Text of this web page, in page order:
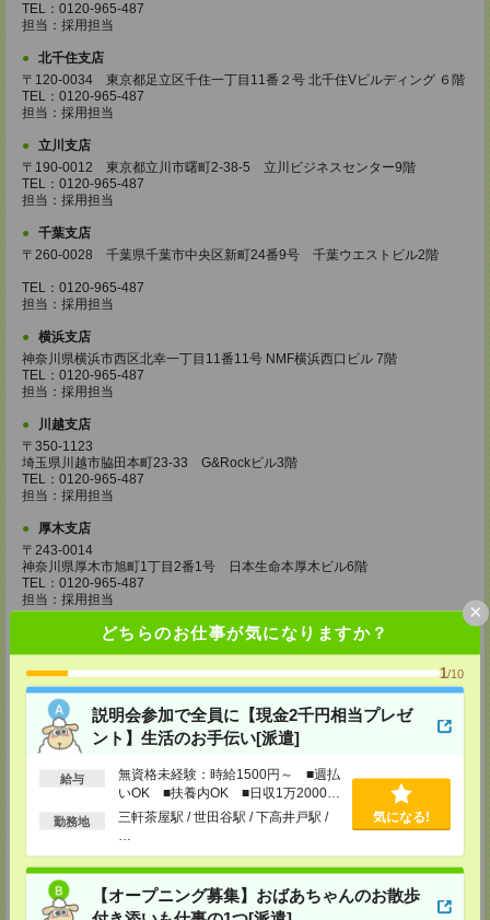
どちらのお仕事が気になりますか？
1/10
説明会参加で全員に【現金2千円相当プレゼ
ント】生活のお手伝い[派遣]
給与
無資格未経験：時給1500円～ ■週払
いOK ■扶養内OK ■日収1万2000円
以上
勤務地
三軒茶屋駅 / 世田谷駅 / 下高井戸駅 /
気になる!
【オープニング募集】おばあちゃんのお散歩
×
TEL：0120-965-487
担当：採用担当
北千住支店
〒120-0034 東京都足立区千住一丁目11番２号 北千住Vビルディング ６階
TEL：0120-965-487
担当：採用担当
立川支店
〒190-0012 東京都立川市曙町2-38-5 立川ビジネスセンター9階
TEL：0120-965-487
担当：採用担当
千葉支店
〒260-0028 千葉県千葉市中央区新町24番9号 千葉ウエストビル2階
TEL：0120-965-487
担当：採用担当
横浜支店
神奈川県横浜市西区北幸一丁目11番11号 NMF横浜西口ビル 7階
TEL：0120-965-487
担当：採用担当
川越支店
〒350-1123
埼玉県川越市脇田本町23-33 G&Rockビル3階
TEL：0120-965-487
担当：採用担当
厚木支店
〒243-0014
神奈川県厚木市旭町1丁目2番1号 日本生命本厚木ビル6階
TEL：0120-965-487
担当：採用担当
茨城県水戸市城南一丁目2番10号
甲南アセット水戸城南ビル 7階
TEL：0120-965-487
担当：採用担当
高崎支店
群馬県高崎市旭町34-5
旭町ビル5階
TEL：0120-965-487
TEL：0120-965-487
担当：採用担当